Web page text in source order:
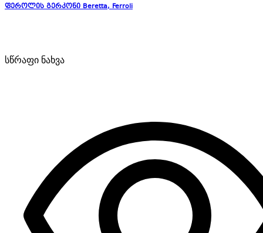
ფეროლის გერკონი Beretta, Ferroli
სწრაფი ნახვა